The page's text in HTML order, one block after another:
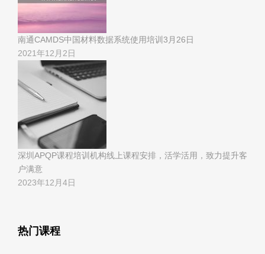
南通CAMDS中国材料数据系统使用培训3月26日
2021年12月2日
深圳APQP课程培训机构线上课程安排，活学活用，致力提升客
户满意
2023年12月4日
热门课程